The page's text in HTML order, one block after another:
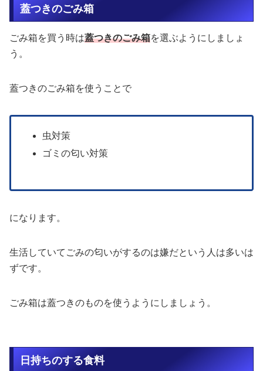
蓋つきのごみ箱
ごみ箱を買う時は蓋つきのごみ箱を選ぶようにしましょ
う。
蓋つきのごみ箱を使うことで
虫対策
ゴミの匂い対策
になります。
生活していてごみの匂いがするのは嫌だという人は多いは
ずです。
ごみ箱は蓋つきのものを使うようにしましょう。
日持ちのする食料